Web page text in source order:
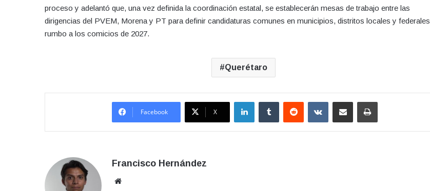
proceso y adelantó que, una vez definida la coordinación estatal, se establecerán mesas de trabajo entre las
dirigencias del PVEM, Morena y PT para definir candidaturas comunes en municipios, distritos locales y federales
rumbo a los comicios de 2027.
Querétaro
Facebook X
LinkedInTumblr Reddit VKontakteCompartir por correo electrónicoImprimir
Francisco Hernández